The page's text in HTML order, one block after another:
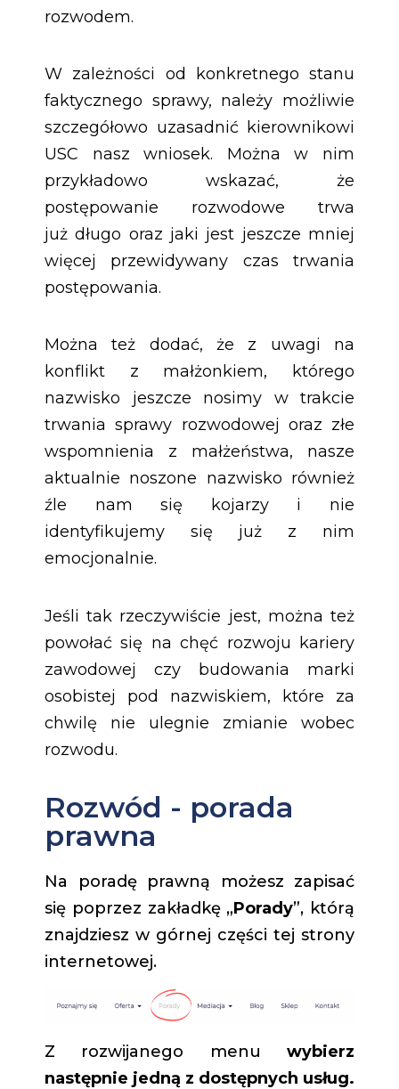
rozwodem.
W zależności od konkretnego stanu
faktycznego sprawy, należy możliwie
szczegółowo uzasadnić kierownikowi
USC nasz wniosek. Można w nim
przykładowo wskazać, że
postępowanie rozwodowe trwa
już długo oraz jaki jest jeszcze mniej
więcej przewidywany czas trwania
postępowania.
Można też dodać, że z uwagi na
konflikt z małżonkiem, którego
nazwisko jeszcze nosimy w trakcie
trwania sprawy rozwodowej oraz złe
wspomnienia z małżeństwa, nasze
aktualnie noszone nazwisko również
źle nam się kojarzy i nie
identyfikujemy się już z nim
emocjonalnie.
Jeśli tak rzeczywiście jest, można też
powołać się na chęć rozwoju kariery
zawodowej czy budowania marki
osobistej pod nazwiskiem, które za
chwilę nie ulegnie zmianie wobec
rozwodu.
Rozwód - porada
prawna
Na poradę prawną możesz zapisać
się poprzez zakładkę „Porady”, którą
znajdziesz w górnej części tej strony
internetowej.
Z rozwijanego menu wybierz
następnie jedną z dostępnych usług.